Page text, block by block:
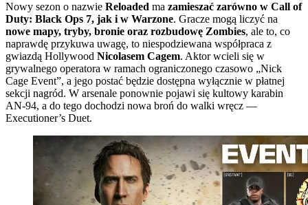
Nowy sezon o nazwie Reloaded ma zamieszać zarówno w Call of
Duty: Black Ops 7, jak i w Warzone. Gracze mogą liczyć na
nowe mapy, tryby, bronie oraz rozbudowę Zombies, ale to, co
naprawdę przykuwa uwagę, to niespodziewana współpraca z
gwiazdą Hollywood Nicolasem Cagem. Aktor wcieli się w
grywalnego operatora w ramach ograniczonego czasowo „Nick
Cage Event”, a jego postać będzie dostępna wyłącznie w płatnej
sekcji nagród. W arsenale ponownie pojawi się kultowy karabin
AN-94, a do tego dochodzi nowa broń do walki wręcz —
Executioner’s Duet.